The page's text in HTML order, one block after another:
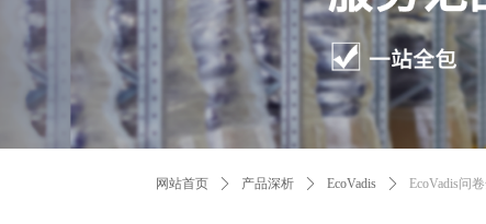
网站首页 ꄲ 产品深析 ꄲ EcoVadis ꄲ EcoVadis问